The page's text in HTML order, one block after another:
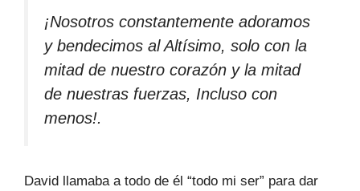
¡Nosotros constantemente adoramos
y bendecimos al Altísimo, solo con la
mitad de nuestro corazón y la mitad
de nuestras fuerzas, Incluso con
menos!.
David llamaba a todo de él “todo mi ser” para dar